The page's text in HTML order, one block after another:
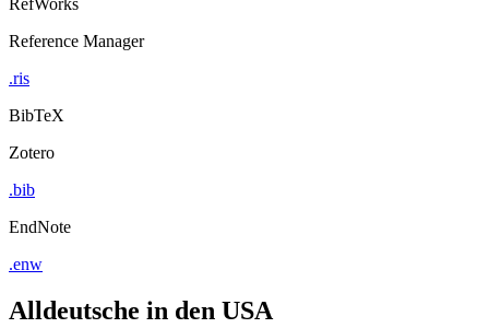
Reference Manager
.ris
BibTeX
Zotero
.bib
EndNote
.enw
Alldeutsche in den USA